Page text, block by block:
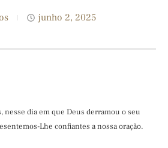
junho 2, 2025
nesse dia em que Deus derramou o seu
Lhe confiantes a nossa oração.